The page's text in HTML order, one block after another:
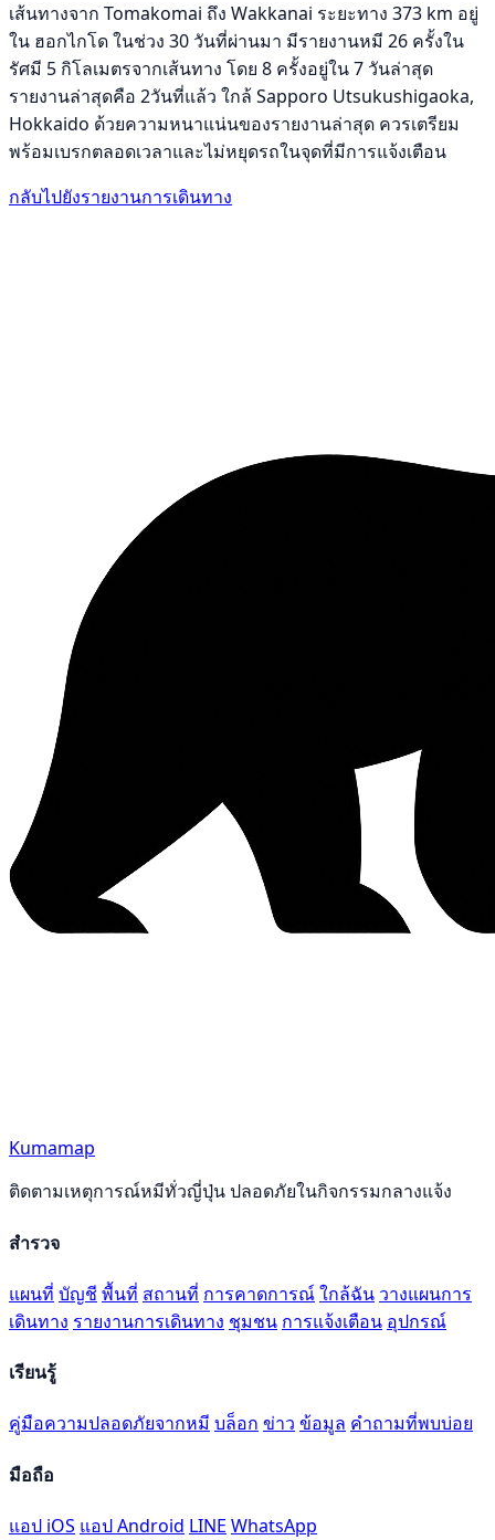
เส้นทางจาก Tomakomai ถึง Wakkanai ระยะทาง 373 km อยู่
ใน ฮอกไกโด ในช่วง 30 วันที่ผ่านมา มีรายงานหมี 26 ครั้งใน
รัศมี 5 กิโลเมตรจากเส้นทาง โดย 8 ครั้งอยู่ใน 7 วันล่าสุด
รายงานล่าสุดคือ 2วันที่แล้ว ใกล้ Sapporo Utsukushigaoka,
Hokkaido ด้วยความหนาแน่นของรายงานล่าสุด ควรเตรียม
พร้อมเบรกตลอดเวลาและไม่หยุดรถในจุดที่มีการแจ้งเตือน
กลับไปยังรายงานการเดินทาง
Kumamap
ติดตามเหตุการณ์หมีทั่วญี่ปุ่น ปลอดภัยในกิจกรรมกลางแจ้ง
สำรวจ
แผนที่ บัญชี พื้นที่ สถานที่ การคาดการณ์ใกล้ฉัน วางแผนการ
เดินทาง รายงานการเดินทาง ชุมชน การแจ้งเตือน อุปกรณ์
เรียนรู้
คู่มือความปลอดภัยจากหมี บล็อก ข่าว ข้อมูล คำถามที่พบบ่อย
มือถือ
แอป iOS แอป Android LINE WhatsApp